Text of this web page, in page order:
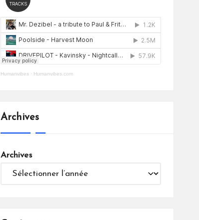
Humanvibes· Humanvibes.com
Archives
Archives